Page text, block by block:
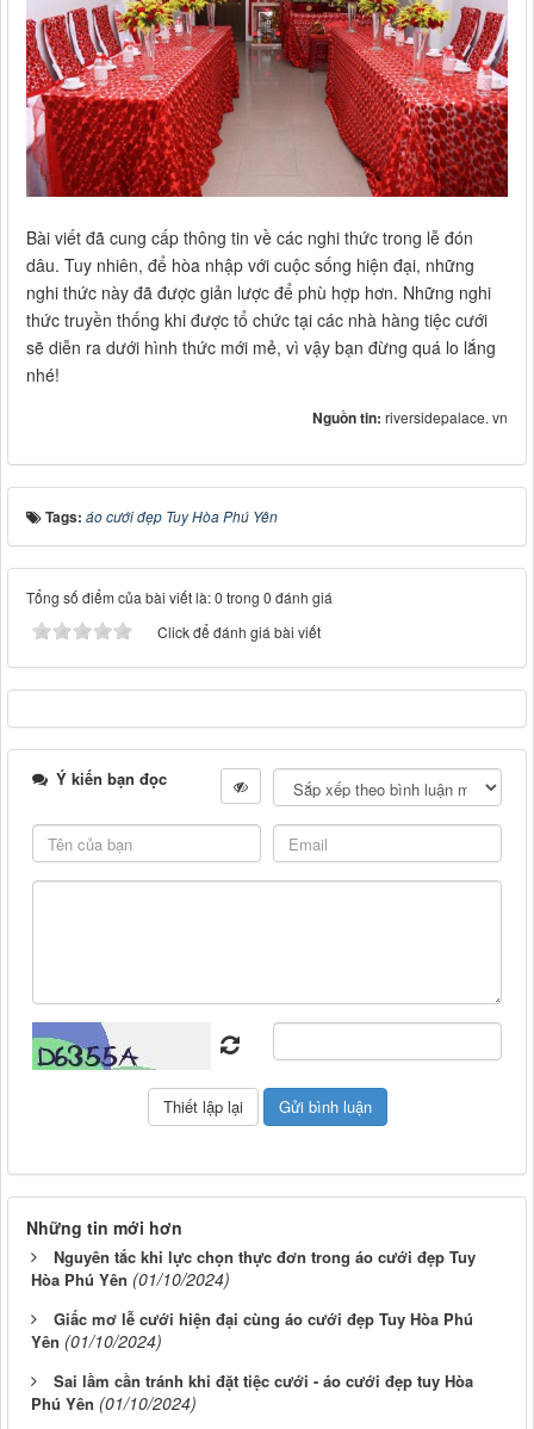
Bài viết đã cung cấp thông tin về các nghi thức trong lễ đón
dâu. Tuy nhiên, để hòa nhập với cuộc sống hiện đại, những
nghi thức này đã được giản lược để phù hợp hơn. Những nghi
thức truyền thống khi được tổ chức tại các nhà hàng tiệc cưới
sẽ diễn ra dưới hình thức mới mẻ, vì vậy bạn đừng quá lo lắng
nhé!
Nguồn tin: riversidepalace. vn
Tags: áo cưới đẹp Tuy Hòa Phú Yên
Tổng số điểm của bài viết là: 0 trong 0 đánh giá
Click để đánh giá bài viết
Ý kiến bạn đọc
Những tin mới hơn
Nguyên tắc khi lực chọn thực đơn trong áo cưới đẹp Tuy
Hòa Phú Yên (01/10/2024)
Giấc mơ lễ cưới hiện đại cùng áo cưới đẹp Tuy Hòa Phú
Yên (01/10/2024)
Sai lầm cần tránh khi đặt tiệc cưới - áo cưới đẹp tuy Hòa
Phú Yên (01/10/2024)